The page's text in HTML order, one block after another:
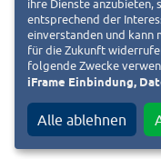
Euro.
ihre Dienste anzubieten,
entsprechend der
einverstanden und kann
für die Zukunft
folgende Zwecke
iFrame Einbindung,
Alle ablehnen